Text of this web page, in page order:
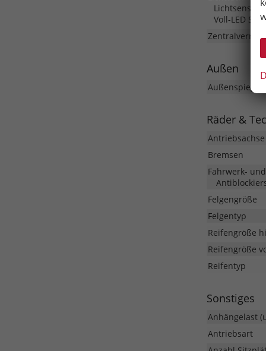
Lichtsensor,
Voll-LED
Außen
Außenspiegel
Räder &
Antriebsachse
Bremsen
Fahrwerk-
Felgengröße
Felgentyp
Reifengröße
Reifengröße
Reifentyp
Sonstiges
Anhängelast
Antriebsart